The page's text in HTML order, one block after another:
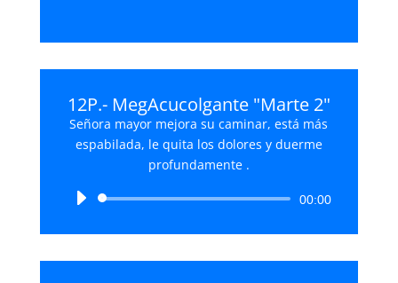
12P.- MegAcucolgante "Marte 2"
Señora mayor mejora su caminar, está más
espabilada, le quita los dolores y duerme
profundamente .
Reproductor
audio
00:00